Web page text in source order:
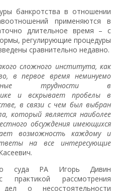
банкротства в отношении
применяются в
длительное время – с
регулирующие процедуры
сравнительно недавно.
сложного института, как
в первое время неминуемо
трудности в
и вскрывает пробелы в
в связи с чем был выбран
который является наиболее
обсуждения имеющихся
возможность каждому и
на все интересующие
суда РА Игорь Дивин
практикой рассмотрения
о несостоятельности